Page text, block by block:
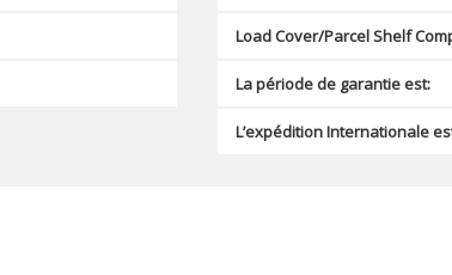
Load Cover/Parcel Shelf
La période de garantie est:
L’expédition Internationale